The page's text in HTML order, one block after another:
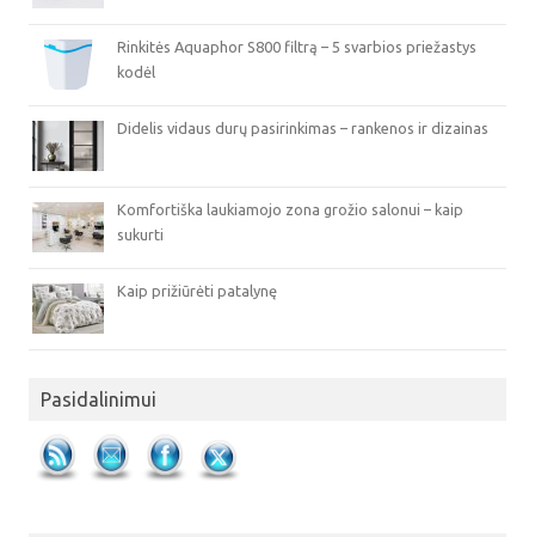
Rinkitės Aquaphor S800 filtrą – 5 svarbios priežastys
kodėl
Didelis vidaus durų pasirinkimas – rankenos ir dizainas
Komfortiška laukiamojo zona grožio salonui – kaip
sukurti
Kaip prižiūrėti patalynę
Pasidalinimui